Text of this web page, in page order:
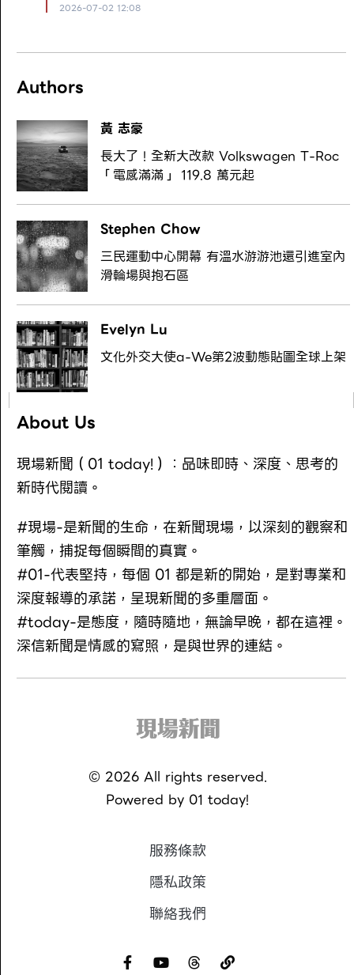
2026-07-02 12:08
Authors
黃 志豪
長大了！全新大改款 Volkswagen T-Roc
「電感滿滿」 119.8 萬元起
Stephen Chow
三民運動中心開幕 有溫水游游池還引進室內
滑輪場與抱石區
Evelyn Lu
文化外交大使a-We第2波動態貼圖全球上架
About Us
現場新聞（01 today!）：品味即時、深度、思考的
新時代閱讀。
#現場-是新聞的生命，在新聞現場，以深刻的觀察和
筆觸，捕捉每個瞬間的真實。
#01-代表堅持，每個 01 都是新的開始，是對專業和
深度報導的承諾，呈現新聞的多重層面。
#today-是態度，隨時隨地，無論早晚，都在這裡。
深信新聞是情感的寫照，是與世界的連結。
© 2026All rights reserved.
Powered by 01 today!
服務條款
隱私政策
聯絡我們